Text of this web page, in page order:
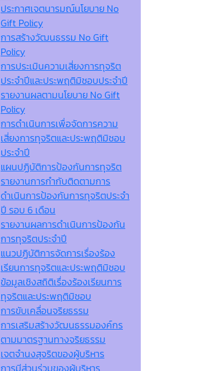
ประกาศเจตนารมณ์นโยบาย No
Gift Policy
การสร้างวัฒนธรรม No Gift
Policy
การประเมินความเสี่ยงการทุจริต
ประจำปีและประพฤติมิชอบประจำปี
รายงานผลตามนโยบาย No Gift
Policy
การดำเนินการเพื่อจัดการความ
เสี่ยงการทุจริตและประพฤติมิชอบ
ประจำปี
แผนปฏิบัติการป้องกันการทุจริต
รายงานการกำกับติดตามการ
ดำเนินการป้องกันการทุจริตประจำ
ปี รอบ 6 เดือน
รายงานผลการดำเนินการป้องกัน
การทุจริตประจำปี
แนวปฏิบัติการจัดการเรื่องร้อง
เรียนการทุจริตและประพฤติมิชอบ
ข้อมูลเชิงสถิติเรื่องร้องเรียนการ
ทุจริตและประพฤติมิชอบ
การขับเคลื่อนจริยธรรม
การเสริมสร้างวัฒนธรรมองค์กร
ตามมาตรฐานทางจริยธรรม
เจตจํานงสุจริตของผู้บริหาร
การมีส่วนร่วมของผู้บริหาร